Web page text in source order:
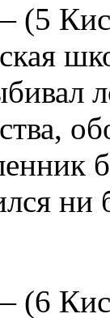
(5
(6